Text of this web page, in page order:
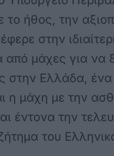
ήθος, την
στην
από μάχες για να
στην Ελλάδα,
η μάχη με την
έντονα την
του